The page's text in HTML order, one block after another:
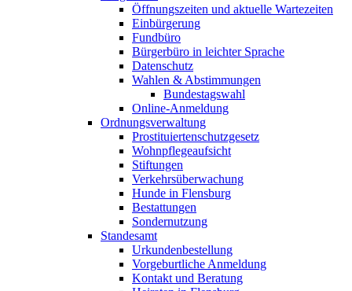
Öffnungszeiten und aktuelle Wartezeiten
Einbürgerung
Fundbüro
Bürgerbüro in leichter Sprache
Datenschutz
Wahlen & Abstimmungen
Bundestagswahl
Online-Anmeldung
Ordnungsverwaltung
Prostituiertenschutzgesetz
Wohnpflegeaufsicht
Stiftungen
Verkehrsüberwachung
Hunde in Flensburg
Bestattungen
Sondernutzung
Standesamt
Urkundenbestellung
Vorgeburtliche Anmeldung
Kontakt und Beratung